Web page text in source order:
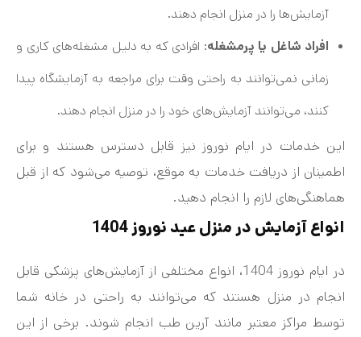
آزمایش‌ها را در منزل انجام دهند.
افراد شاغل یا پرمشغله: افرادی که به دلیل مشغله‌های کاری و
زمانی نمی‌توانند به راحتی وقت برای مراجعه به آزمایشگاه پیدا
کنند، می‌توانند آزمایش‌های خود را در منزل انجام دهند.
این خدمات در ایام نوروز نیز قابل دسترس هستند و برای
اطمینان از دریافت خدمات به موقع، توصیه می‌شود که از قبل
هماهنگی‌های لازم را انجام دهید.
انواع آزمایش در منزل عید نوروز 1404
در ایام نوروز 1404، انواع مختلفی از آزمایش‌های پزشکی قابل
انجام در منزل هستند که می‌توانند به راحتی در خانه شما
توسط مراکز معتبر مانند آرین طب انجام شوند. برخی از این